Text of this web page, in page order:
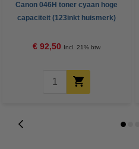
Canon 046H toner cyaan hoge
capaciteit (123inkt huismerk)
€ 92,50 Incl. 21% btw